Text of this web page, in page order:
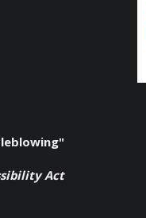
Act